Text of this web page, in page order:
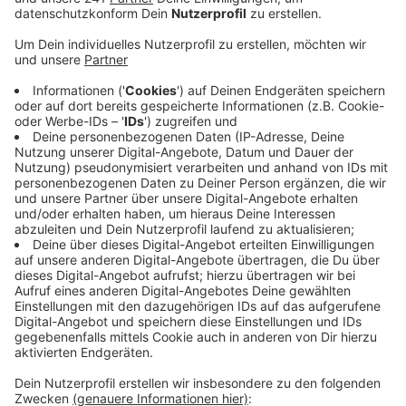
einer Zeitung veröffentlicht.
Veröffentlicht:Donnerstag, 19.12.2024 15:38
Anzeige
Daraufhin meldete sich eine Frau bei dem Siegburger -
sie gaukelte ihm die große Liebe vor. Allerdings könne
sie nicht nach Siegburg kommen, ihr Auto sei kaputt
und sie brauche 14.000 Euro für die Reparatur. Der
Senior vereinbarte ein Treffen - eine angebliche
Freundin der Frau holte das Geld ab - daraufhin wurde
der Kontakt schlagartig abgebrochen. Der Mann
meldete sich bei der Polizei. Die Polizei rät in dem
Zusammenhang noch einmal davor, seine persönlichen
Daten zu veröffentlichen - ganz egal ob im Internet,